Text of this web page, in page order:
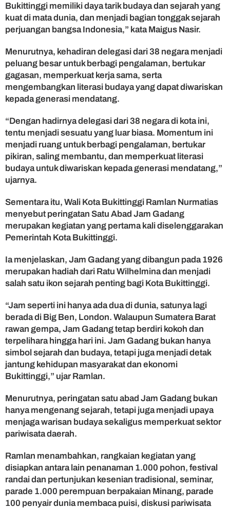
Bukittinggi memiliki daya tarik budaya dan sejarah yang
kuat di mata dunia, dan menjadi bagian tonggak sejarah
perjuangan bangsa Indonesia,” kata Maigus Nasir.
Menurutnya, kehadiran delegasi dari 38 negara menjadi
peluang besar untuk berbagi pengalaman, bertukar
gagasan, memperkuat kerja sama, serta
mengembangkan literasi budaya yang dapat diwariskan
kepada generasi mendatang.
“Dengan hadirnya delegasi dari 38 negara di kota ini,
tentu menjadi sesuatu yang luar biasa. Momentum ini
menjadi ruang untuk berbagi pengalaman, bertukar
pikiran, saling membantu, dan memperkuat literasi
budaya untuk diwariskan kepada generasi mendatang,”
ujarnya.
Sementara itu, Wali Kota Bukittinggi Ramlan Nurmatias
menyebut peringatan Satu Abad Jam Gadang
merupakan kegiatan yang pertama kali diselenggarakan
Pemerintah Kota Bukittinggi.
Ia menjelaskan, Jam Gadang yang dibangun pada 1926
merupakan hadiah dari Ratu Wilhelmina dan menjadi
salah satu ikon sejarah penting bagi Kota Bukittinggi.
“Jam seperti ini hanya ada dua di dunia, satunya lagi
berada di Big Ben, London. Walaupun Sumatera Barat
rawan gempa, Jam Gadang tetap berdiri kokoh dan
terpelihara hingga hari ini. Jam Gadang bukan hanya
simbol sejarah dan budaya, tetapi juga menjadi detak
jantung kehidupan masyarakat dan ekonomi
Bukittinggi,” ujar Ramlan.
Menurutnya, peringatan satu abad Jam Gadang bukan
hanya mengenang sejarah, tetapi juga menjadi upaya
menjaga warisan budaya sekaligus memperkuat sektor
pariwisata daerah.
Ramlan menambahkan, rangkaian kegiatan yang
disiapkan antara lain penanaman 1.000 pohon, festival
randai dan pertunjukan kesenian tradisional, seminar,
parade 1.000 perempuan berpakaian Minang, parade
100 penyair dunia membaca puisi, diskusi pariwisata